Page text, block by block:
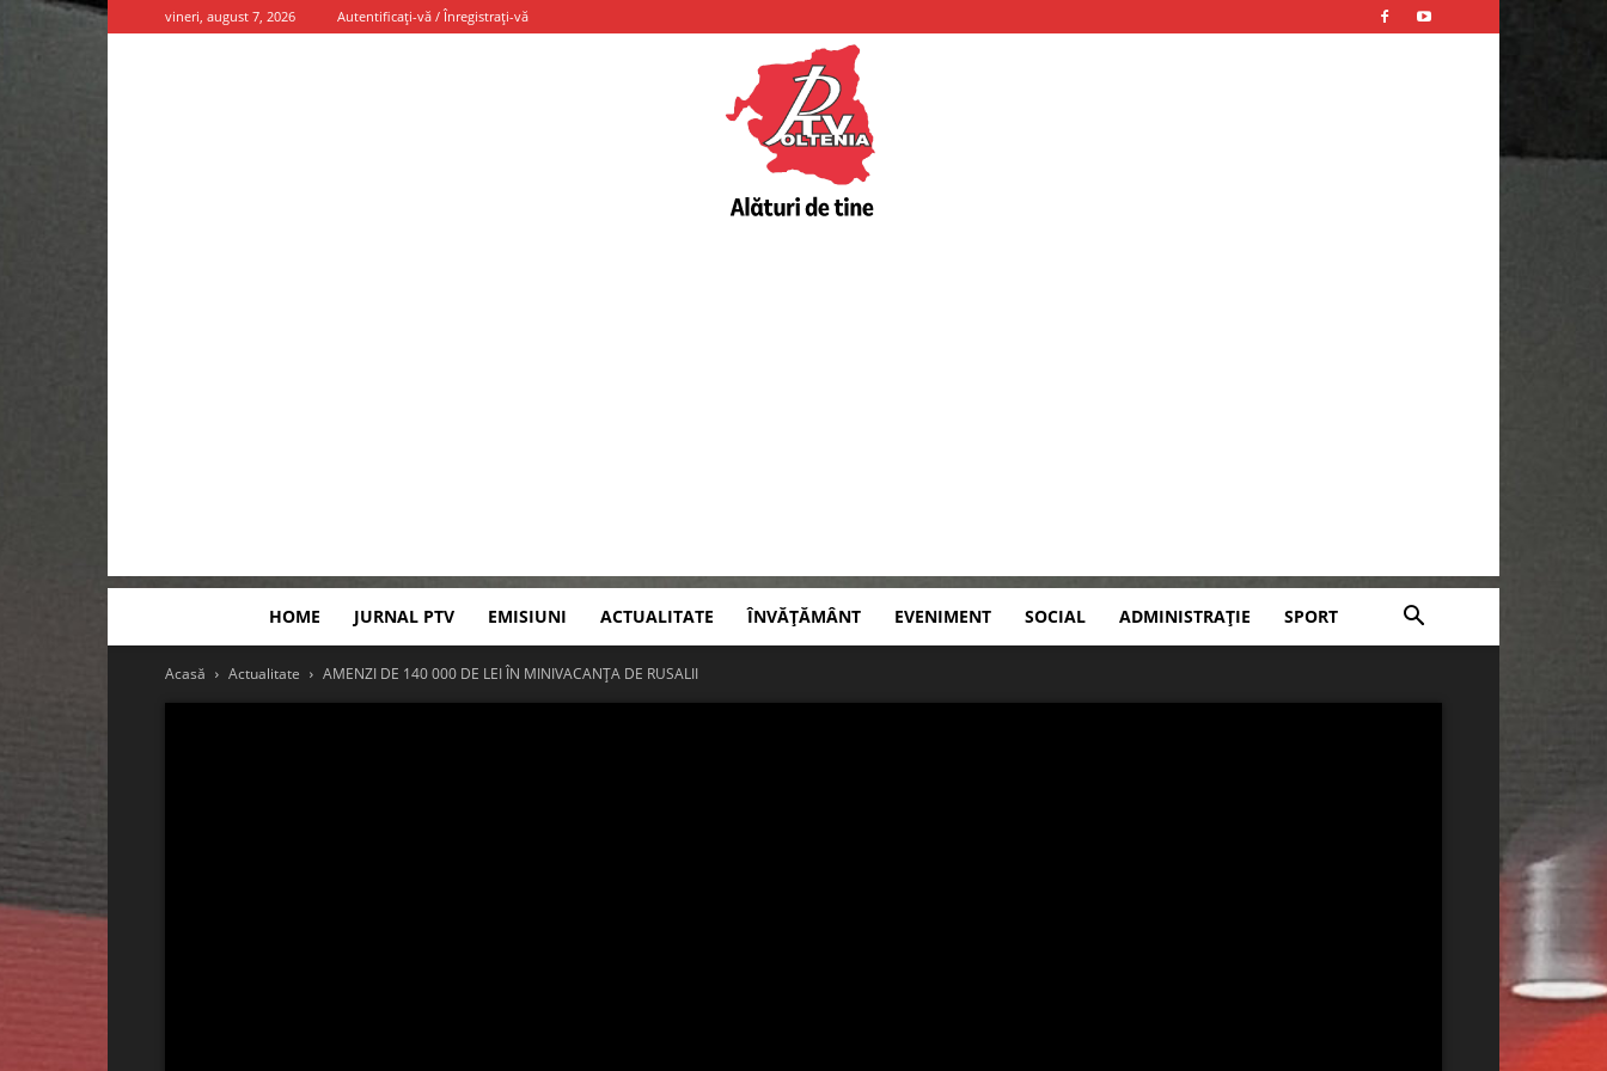
vineri, august 7, 2026 Autentificați-vă / Înregistrați-vă
HOME JURNAL PTV EMISIUNI ACTUALITATE ÎNVĂȚĂMÂNT EVENIMENT SOCIAL ADMINISTRAȚIE SPORT
Acasă Actualitate AMENZI DE 140 000 DE LEI ÎN MINIVACANȚA DE RUSALII